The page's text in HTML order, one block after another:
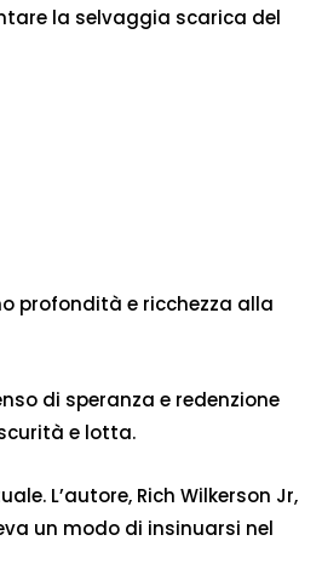
la selvaggia scarica del
profondità e ricchezza alla
di speranza e redenzione
e lotta.
L’autore, Rich Wilkerson Jr,
un modo di insinuarsi nel